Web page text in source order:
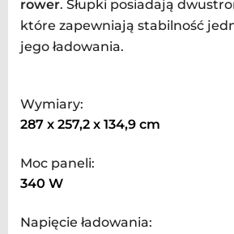
rower. Słupki posiadają
które zapewniają stabilność
jego ładowania.
Wymiary:
287 x 257,2 x 134,9 cm
Moc paneli:
340 W
Napięcie ładowania: